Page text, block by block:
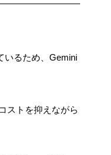
ストを抑えながら